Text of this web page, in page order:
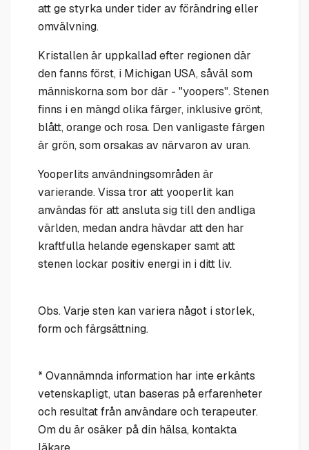
att ge styrka under tider av förändring eller
omvälvning.
Kristallen är uppkallad efter regionen där
den fanns först, i Michigan USA, såväl som
människorna som bor där - "yoopers". Stenen
finns i en mängd olika färger, inklusive grönt,
blått, orange och rosa. Den vanligaste färgen
är grön, som orsakas av närvaron av uran.
Yooperlits användningsområden är
varierande. Vissa tror att yooperlit kan
användas för att ansluta sig till den andliga
världen, medan andra hävdar att den har
kraftfulla helande egenskaper samt att
stenen lockar positiv energi in i ditt liv.
Obs. Varje sten kan variera något i storlek,
form och färgsättning.
* Ovannämnda information har inte erkänts
vetenskapligt, utan baseras på erfarenheter
och resultat från användare och terapeuter.
Om du är osäker på din hälsa, kontakta